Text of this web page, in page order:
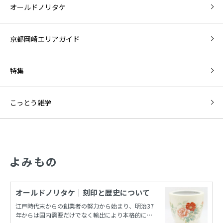
オールドノリタケ
京都岡崎エリアガイド
特集
こっとう雑学
よみもの
オールドノリタケ｜刻印と歴史について
江戸時代末からの創業者の努力から始まり、明治37
年からは国内需要だけでなく輸出により本格的に栄